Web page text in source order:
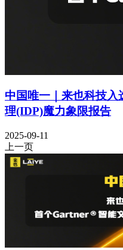
中国唯一｜来也科技
理(IDP)魔力象限报告
2025-09-11
上一页